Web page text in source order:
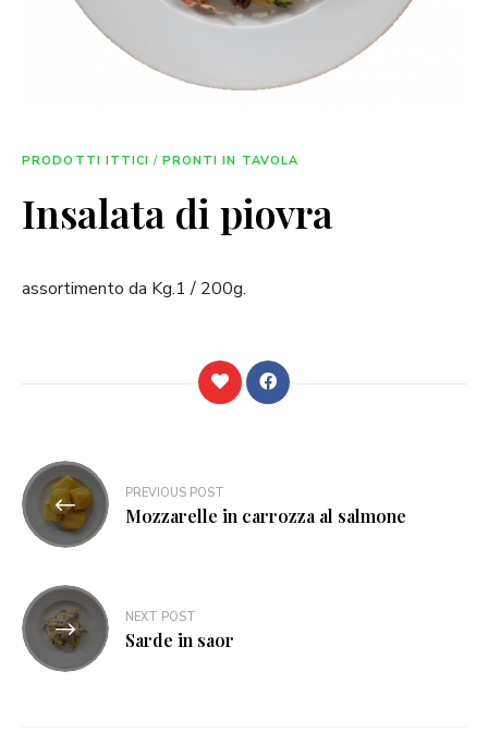
PRODOTTI ITTICI / PRONTI IN TAVOLA
Insalata di piovra
assortimento da Kg.1 / 200g.
Navigazione
articoli
PREVIOUS POST
Mozzarelle in carrozza al salmone
NEXT POST
Sarde in saor